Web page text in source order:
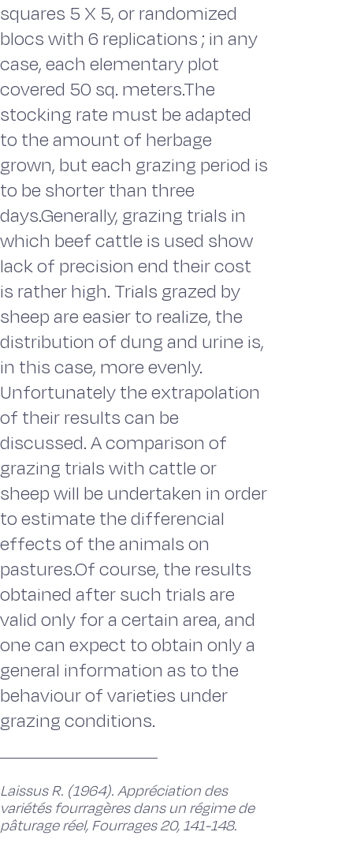
squares 5 X 5, or randomized
blocs with 6 replications ; in any
case, each elementary plot
covered 50 sq. meters.The
stocking rate must be adapted
to the amount of herbage
grown, but each grazing period is
to be shorter than three
days.Generally, grazing trials in
which beef cattle is used show
lack of precision end their cost
is rather high. Trials grazed by
sheep are easier to realize, the
distribution of dung and urine is,
in this case, more evenly.
Unfortunately the extrapolation
of their results can be
discussed. A comparison of
grazing trials with cattle or
sheep will be undertaken in order
to estimate the differencial
effects of the animals on
pastures.Of course, the results
obtained after such trials are
valid only for a certain area, and
one can expect to obtain only a
general information as to the
behaviour of varieties under
grazing conditions.
Laissus R. (1964). Appréciation des
variétés fourragères dans un régime de
pâturage réel, Fourrages 20, 141-148.